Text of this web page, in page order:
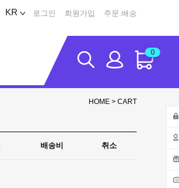
KR 로그인 회원가입 주문.배송
0
HOME > CART
배송비 취소